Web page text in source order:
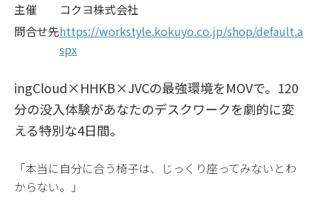
主催
コクヨ株式会社
問合せ先https://workstyle.kokuyo.co.jp/shop/default.a
spx
ingCloud×HHKB×JVCの最強環境をMOVで。120
分の没入体験があなたのデスクワークを劇的に変
える特別な4日間。
「本当に自分に合う椅子は、じっくり座ってみないとわ
からない。」